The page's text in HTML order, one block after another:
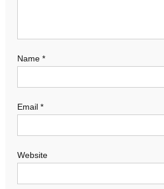
Name *
Email *
Website